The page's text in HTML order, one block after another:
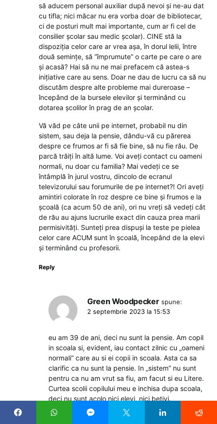
să aducem personal auxiliar după nevoi și ne-au dat
cu tifla; nici măcar nu era vorba doar de bibliotecar,
ci de posturi mult mai importante, cum ar fi cel de
consilier școlar sau medic școlar). CINE stă la
dispoziția celor care ar vrea așa, în dorul lelii, între
două semințe, să ”împrumute” o carte pe care o are
și acasă? Hai să nu ne mai prefacem că astea-s
inițiative care au sens. Doar ne dau de lucru ca să nu
discutăm despre alte probleme mai dureroase –
începând de la bursele elevilor și terminând cu
dotarea școlilor în prag de an școlar.
Vă văd pe câte unii pe internet, probabil nu din
sistem, sau deja la pensie, dându-vă cu părerea
despre ce frumos ar fi să fie bine, să nu fie rău. De
parcă trăiți în altă lume. Voi aveți contact cu oameni
normali, nu doar cu familia? Mai vedeți ce se
întâmplă în jurul vostru, dincolo de ecranul
televizorului sau forumurile de pe internet?! Ori aveți
amintiri colorate în roz despre ce bine și frumos e la
școală (ca acum 50 de ani), ori nu vreți să vedeți cât
de rău au ajuns lucrurile exact din cauza prea marii
permisivități. Sunteți prea dispuși la teste pe pielea
celor care ACUM sunt în școală, începând de la elevi
și terminând cu profesorii.
Reply
Green Woodpecker spune:
2 septembrie 2023 la 15:53
eu am 39 de ani, deci nu sunt la pensie. Am copil
in scoala si, evident, iau contact zilnic cu „oameni
normali” care au si ei copii in scoala. Asta ca sa
clarific ca nu sunt la pensie. In „sistem” nu sunt
pentru ca nu am vrut sa fiu, am facut si eu Litere.
Curtea scolii copilului meu e inchisa dupa scoala,
deci nu sunt acolo nici elevi, nici betivi.
Betivii sunt cativa zeci de metri mai incolo,
LANGA SCOALA, unde avem peste 4 sali de